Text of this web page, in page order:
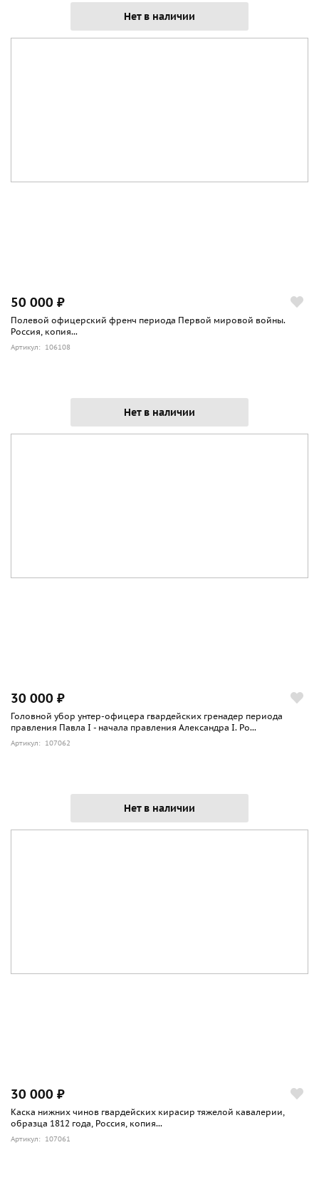
Нет в наличии
50 000 ₽
Полевой офицерский френч периода Первой мировой войны.
Россия, копия...
Артикул: 106108
Нет в наличии
30 000 ₽
Головной убор унтер-офицера гвардейских гренадер периода
правления Павла I - начала правления Александра I. Ро...
Артикул: 107062
Нет в наличии
30 000 ₽
Каска нижних чинов гвардейских кирасир тяжелой кавалерии,
образца 1812 года, Россия, копия...
Артикул: 107061